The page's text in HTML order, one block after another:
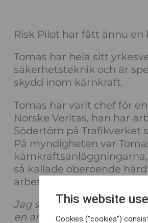
Risk Pilot har fått ännu
Tomas har hela sitt
säkerhetsteknik och är
skydd inom kärnkraft.
Tomas har varit chef för
Norske Veritas, han har
Södertörn på Trafikverket
På myndigheten var
så kallade oberoende
arbeta med PSA, DSA och
Jag ser fram emot att
en annan roll och även
This website
Cookies ("cookies")